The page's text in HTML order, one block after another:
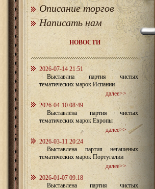
Описание торгов
Написать нам
НОВОСТИ
2026-07-14 21:51
Выставлна партия чистых
тематических марок Испании
далее>>
2026-04-10 08:49
Выставлена партия чистых
тематических марок Европы
далее>>
2026-03-11 20:24
Выставлена партия негашеных
тематических марок Португалии
далее>>
2026-01-07 09:18
Выставлена партия чистых